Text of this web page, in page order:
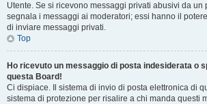
Utente. Se si ricevono messaggi privati ​​abusivi da un
segnala i messaggi ai moderatori; essi hanno il
di inviare messaggi privati​​.
Top
Ho ricevuto un messaggio di posta indesiderata o
questa Board!
Ci dispiace. Il sistema di invio di posta elettronica di
sistema di protezione per risalire a chi manda questi